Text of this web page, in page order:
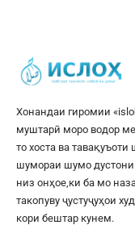
Хонандаи гиромии «
муштарӣ моро водор
то хоста ва
шумораи шумо дустони
низ онҳое,ки ба мо
такопуву ҷустуҷуҳои
кори бештар кунем.